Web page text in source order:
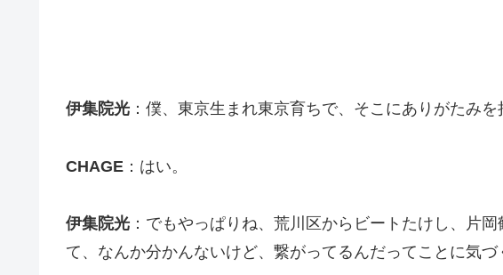
伊集院光 ：僕、東京生まれ東京育ちで、そこにありがたみを
CHAGE ：はい。
伊集院光 ：でもやっぱりね、荒川区からビートたけし、片
て、なんか分かんないけど、繋がってるんだってことに気づ